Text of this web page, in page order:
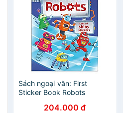
Sách ngoại văn: First
Sticker Book Robots
204.000 đ